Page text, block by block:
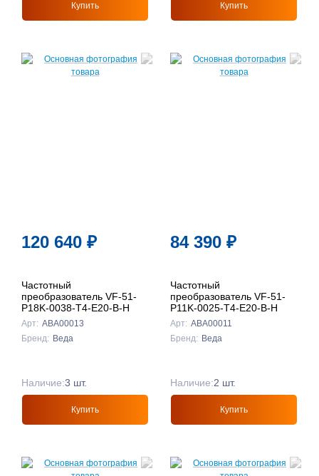
Купить Купить
120 640 ₽
Частотный
преобразователь VF-51-
P18K-0038-T4-E20-B-H
Арт: ABA00013
Бренд: Веда
Наличие:3 шт.
Купить
84 390 ₽
Частотный
преобразователь VF-51-
P11K-0025-T4-E20-B-H
Арт: ABA00011
Бренд: Веда
Наличие:2 шт.
Купить